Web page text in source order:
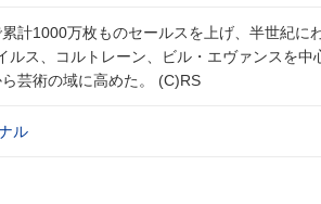
計1000万枚ものセールスを上げ、半世紀に
ス、コルトレーン、ビル・エヴァンスを中
芸術の域に高めた。 (C)RS
ル